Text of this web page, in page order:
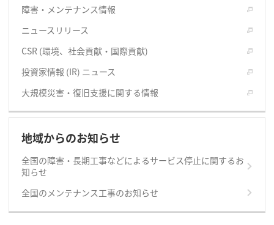
障害・メンテナンス情報
ニュースリリース
CSR (環境、社会貢献・国際貢献)
投資家情報 (IR) ニュース
大規模災害・復旧支援に関する情報
地域からのお知らせ
全国の障害・長期工事などによるサービス停止に関するお
知らせ
全国のメンテナンス工事のお知らせ